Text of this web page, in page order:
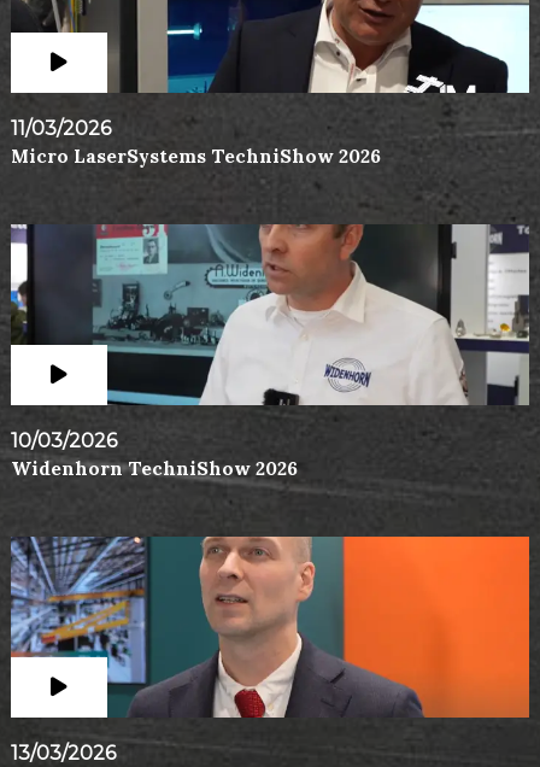
11/03/2026
Micro LaserSystems TechniShow 2026
10/03/2026
Widenhorn TechniShow 2026
13/03/2026